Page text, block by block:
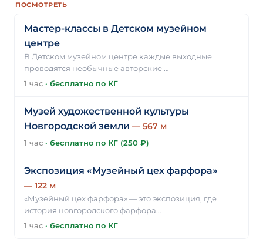
ПОСМОТРЕТЬ
Мастер-классы в Детском музейном
центре
В Детском музейном центре каждые выходные
проводятся необычные авторские …
1 час · бесплатно по КГ
Музей художественной культуры
Новгородской земли — 567 м
1 час · бесплатно по КГ (250 ₽)
Экспозиция «Музейный цех фарфора»
— 122 м
«Музейный цех фарфора» — это экспозиция, где
история новгородского фарфора…
1 час · бесплатно по КГ